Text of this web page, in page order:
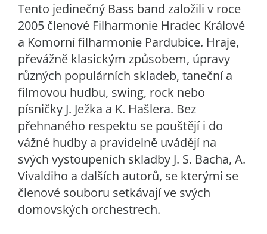
Tento jedinečný Bass band založili v roce
2005 členové Filharmonie Hradec Králové
a Komorní filharmonie Pardubice. Hraje,
převážně klasickým způsobem, úpravy
různých populárních skladeb, taneční a
filmovou hudbu, swing, rock nebo
písničky J. Ježka a K. Hašlera. Bez
přehnaného respektu se pouštějí i do
vážné hudby a pravidelně uvádějí na
svých vystoupeních skladby J. S. Bacha, A.
Vivaldiho a dalších autorů, se kterými se
členové souboru setkávají ve svých
domovských orchestrech.